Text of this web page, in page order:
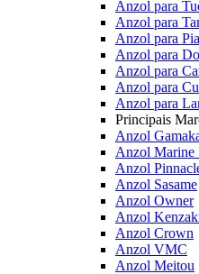
Anzol para
Anzol para
Anzol para
Anzol para
Anzol para
Anzol para
Anzol para
Principais
Anzol
Anzol Marine
Anzol
Anzol Sasame
Anzol Owner
Anzol
Anzol Crown
Anzol VMC
Anzol Meitou